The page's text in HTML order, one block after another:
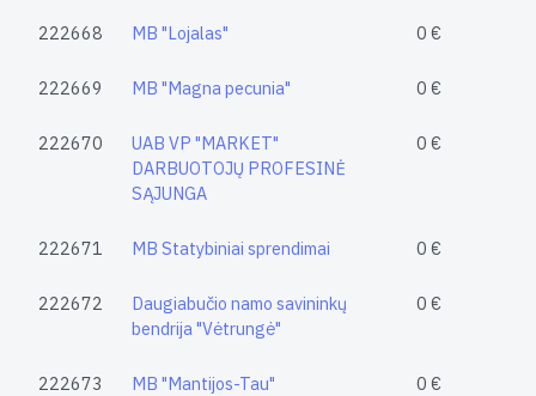
222668 MB "Lojalas" 0 €
222669 MB "Magna pecunia" 0 €
222670
UAB VP "MARKET"
DARBUOTOJŲ PROFESINĖ
SĄJUNGA
0 €
222671 MB Statybiniai sprendimai 0 €
222672
Daugiabučio namo savininkų
bendrija "Vėtrungė"
0 €
222673 MB "Mantijos-Tau" 0 €